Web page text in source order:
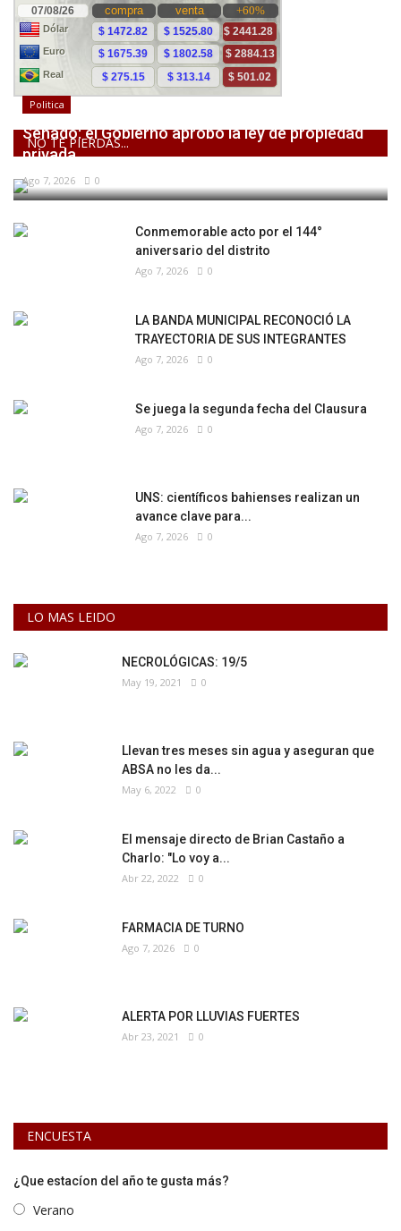
NO TE PIERDAS...
Politica
Senado: el Gobierno aprobó la ley de propiedad
privada,...
Ago 7, 2026 0
Conmemorable acto por el 144°
aniversario del distrito
Ago 7, 2026 0
LA BANDA MUNICIPAL RECONOCIÓ LA
TRAYECTORIA DE SUS INTEGRANTES
Ago 7, 2026 0
Se juega la segunda fecha del Clausura
Ago 7, 2026 0
UNS: científicos bahienses realizan un
avance clave para...
Ago 7, 2026 0
LO MAS LEIDO
NECROLÓGICAS: 19/5
May 19, 2021 0
Llevan tres meses sin agua y aseguran que
ABSA no les da...
May 6, 2022 0
El mensaje directo de Brian Castaño a
Charlo: "Lo voy a...
Abr 22, 2022 0
FARMACIA DE TURNO
Ago 7, 2026 0
ALERTA POR LLUVIAS FUERTES
Abr 23, 2021 0
ENCUESTA
¿Que estacíon del año te gusta más?
Verano